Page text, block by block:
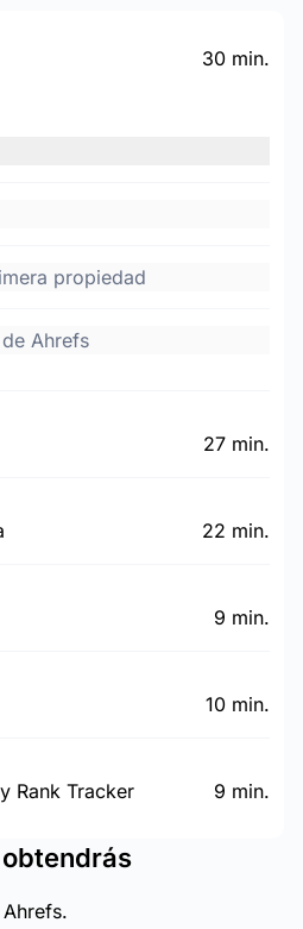
30 min.
propiedad
Ahrefs
27 min.
22 min.
9 min.
10 min.
Rank Tracker 9 min.